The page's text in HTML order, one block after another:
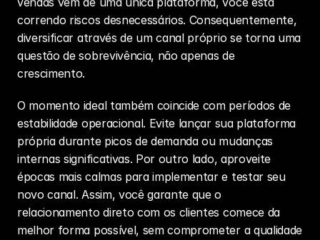
correndo riscos desnecessários. Consequentemente,
diversificar através de um canal próprio se torna uma
questão de sobrevivência, não apenas de
crescimento.
O momento ideal também coincide com períodos de
estabilidade operacional. Evite lançar sua plataforma
própria durante picos de demanda ou mudanças
internas significativas. Por outro lado, aproveite
épocas mais calmas para implementar e testar seu
novo canal. Assim, você garante que o
relacionamento direto com os clientes comece da
melhor forma possível, sem comprometer a qualidade